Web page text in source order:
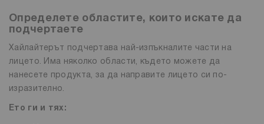
Определете областите, които искате да
подчертаете
Хайлайтерът подчертава най-изпъкналите части на
лицето. Има няколко области, където можете да
нанесете продукта, за да направите лицето си по-
изразително.
Ето ги и тях: